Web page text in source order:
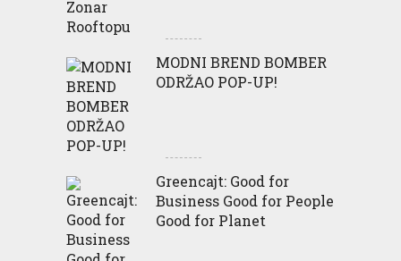
MODNI BREND BOMBER
ODRŽAO POP-UP!
Greencajt: Good for
Business Good for People
Good for Planet